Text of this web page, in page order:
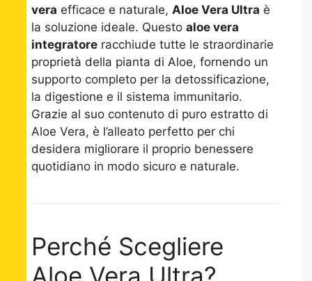
vera efficace e naturale, Aloe Vera Ultra è
la soluzione ideale. Questo aloe vera
integratore racchiude tutte le straordinarie
proprietà della pianta di Aloe, fornendo un
supporto completo per la detossificazione,
la digestione e il sistema immunitario.
Grazie al suo contenuto di puro estratto di
Aloe Vera, è l’alleato perfetto per chi
desidera migliorare il proprio benessere
quotidiano in modo sicuro e naturale.
Perché Scegliere